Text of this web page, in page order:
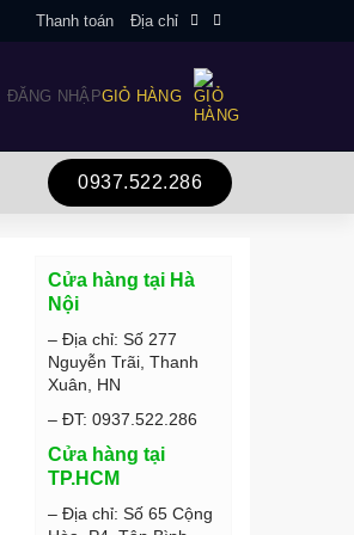
Thanh toán Địa chỉ
ĐĂNG NHẬPGIỎ HÀNG
0937.522.286
Cửa hàng tại Hà
Nội
– Địa chỉ: Số 277
Nguyễn Trãi, Thanh
Xuân, HN
– ĐT: 0937.522.286
Cửa hàng tại
TP.HCM
– Địa chỉ: Số 65 Cộng